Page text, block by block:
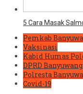
5 Cara Masak
Pemkab
Vaksinasi
Kabid Humas
DPRD
Polresta
Covid-19